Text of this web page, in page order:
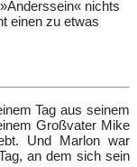
nichts
einen zu etwas
Tag aus seinem
Großvater Mike
Und Marlon war
an dem sich sein